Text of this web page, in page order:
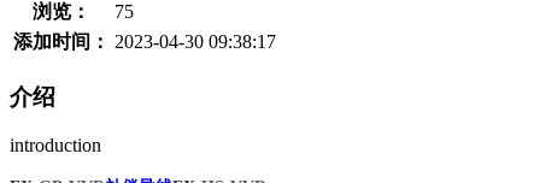
浏览：
75
添加时间：
2023-04-30 09:38:17
介绍
introduction